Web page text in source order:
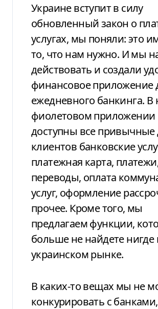
Украине вступит в силу
обновленный закон о
услугах, мы поняли: это
то, что нам нужно. И мы
действовать и создали
финансовое приложение
ежедневного банкинга.
фиолетовом приложении
доступны все привычные
клиентов банковские
платежная карта,
переводы, оплата
услуг, оформление
прочее. Кроме того, мы
предлагаем функции,
больше не найдете нигде
украинском рынке.
В каких-то вещах мы не
конкурировать с банками,